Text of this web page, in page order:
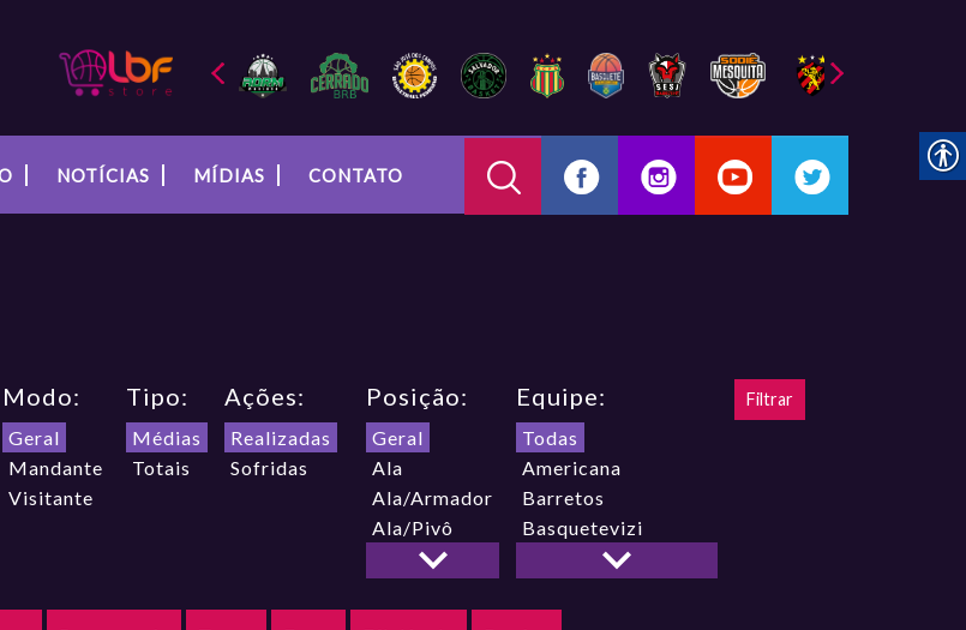
NOTÍCIAS MÍDIAS CONTATO
Modo:
Geral
Mandante
Visitante
Tipo:
Médias
Totais
Ações:
Realizadas
Sofridas
Posição:
Geral
Ala
Ala/Armador
Ala/Pivô
Armador
Equipe:
Todas
Americana
Barretos
Basquetevizi
PONTZ SÃO JOSÉ